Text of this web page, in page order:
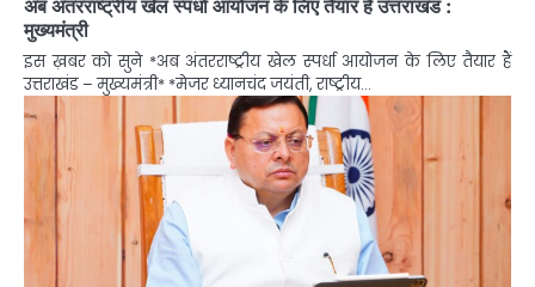
अब अंतरराष्ट्रीय खेल स्पर्धा आयोजन के लिए तैयार हैं उत्तराखंड :
मुख्यमंत्री
इस ख़बर को सुने *अब अंतरराष्ट्रीय खेल स्पर्धा आयोजन के लिए तैयार हैं
उत्तराखंड – मुख्यमंत्री* *मेजर ध्यानचंद जयंती, राष्ट्रीय…